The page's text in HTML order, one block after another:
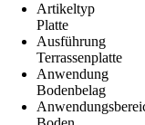
Artikeltyp
Platte
Ausführung
Terrassenplatte
Anwendung
Bodenbelag